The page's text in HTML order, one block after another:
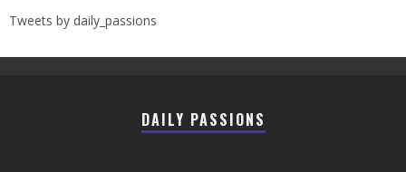
Tweets by daily_passions
DAILY PASSIONS